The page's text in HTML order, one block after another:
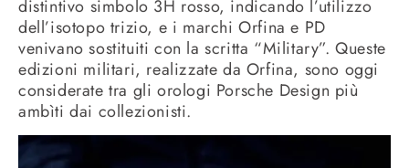
distintivo simbolo 3H rosso, indicando l’utilizzo
dell’isotopo trizio, e i marchi Orfina e PD
venivano sostituiti con la scritta “Military”. Queste
edizioni militari, realizzate da Orfina, sono oggi
considerate tra gli orologi Porsche Design più
ambìti dai collezionisti.